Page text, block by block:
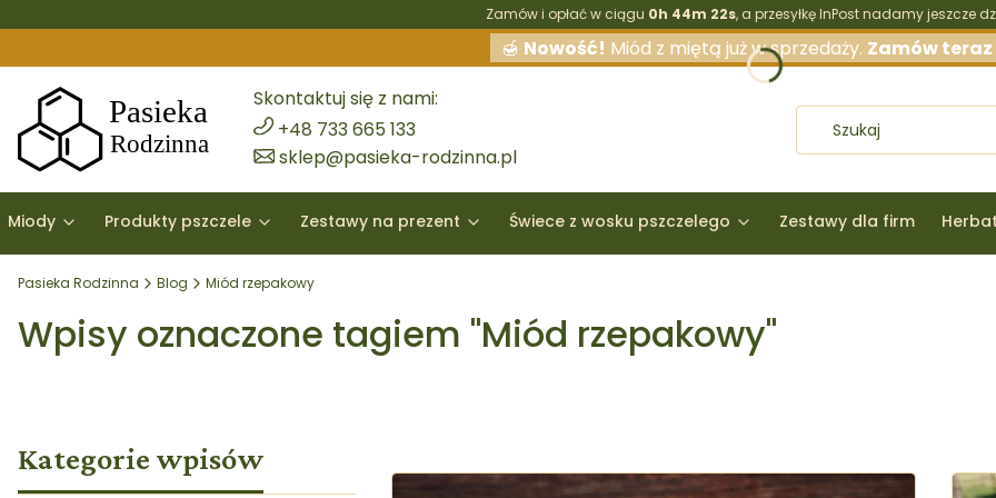
Zamów i opłać w ciągu 0h 44m 20s, a przesyłkę InPost nadamy jeszcze
🍯 Nowość! Miód z miętą już w sprzedaży. Zamów teraz
Skontaktuj się z nami:
+48 733 665 133
sklep@pasieka-rodzinna.pl
Miody Produkty pszczele Zestawy na prezent Świece z wosku pszczelego Zestawy dla firm
Pasieka Rodzinna Blog Miód rzepakowy
Wpisy oznaczone tagiem "Miód rzepakowy"
Kategorie wpisów